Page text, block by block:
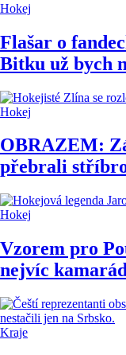
Hokej
Flašar o
Bitku už bych
Hokej
OBRAZEM:
přebrali
Hokej
Vzorem pro
nejvíc
Kraje